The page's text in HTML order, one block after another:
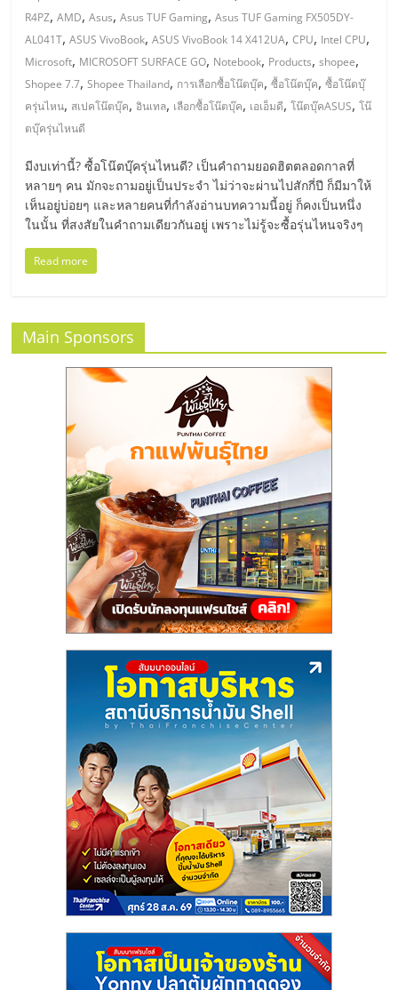
ไทย,
SMEs,
แฟ
รน
ไชส์,
ที่
ปรึกษา
แฟ
ไชส์,
รวม
แฟ
ขาย
แฟ
ไชส์
แฟ
R4PZ,AMD,Asus,Asus TUF Gaming,Asus TUF Gaming FX505DY-
AL041T,ASUS VivoBook,ASUS VivoBook 14 X412UA,CPU, Intel CPU,
Microsoft, MICROSOFT SURFACE GO, Notebook, Products,shopee,
Shopee 7.7,Shopee Thailand, การเลือกซื้อโน๊ตบุ๊ค,ซื้อโน๊ตบุ๊ค,ซื้อโน๊ตบุ๊
ครุ่นไหน, สเปคโน๊ตบุ๊ค,อินเทล, เลือกซื้อโน๊ตบุ๊ค, เอเอ็มดี,โน๊ตบุ๊คASUS,โน๊
ตบุ๊ครุ่นไหนดี
มีงบเท่านี้? ซื้อโน๊ตบุ๊ครุ่นไหนดี? เป็นคำถามยอดฮิตตลอดกาลที่
หลายๆ คน มักจะถามอยู่เป็นประจำ ไม่ว่าจะผ่านไปสักกี่ปี ก็มีมาให้
เห็นอยู่บ่อยๆ และหลายคนที่กำลังอ่านบทความนี้อยู่ ก็คงเป็นหนึ่ง
ในนั้น ที่สงสัยในคำถามเดียวกันอยู่ เพราะไม่รู้จะซื้อรุ่นไหนจริงๆ
Read more
Main Sponsors